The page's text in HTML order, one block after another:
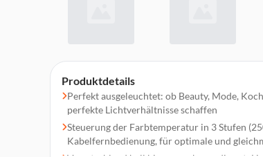
Produktdetails
Perfekt ausgeleuchtet: ob Beauty, Mode,
perfekte Lichtverhältnisse schaffen
Steuerung der Farbtemperatur in 3 Stufen
Kabelfernbedienung, für optimale und